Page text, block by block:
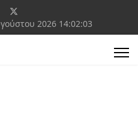
2026 14:02:04